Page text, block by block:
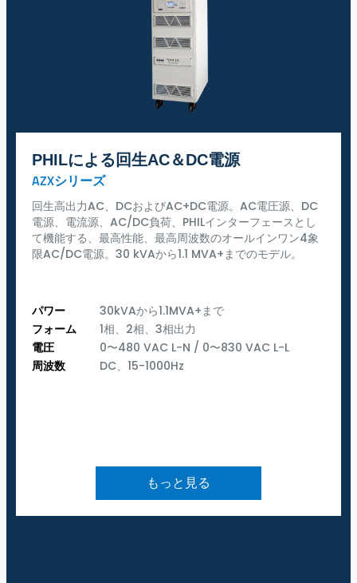
PHILによる回生AC＆DC電源
AZXシリーズ
回生高出力AC、DCおよびAC+DC電源。AC電圧源、DC
電源、電流源、AC/DC負荷、PHILインターフェースとし
て機能する、最高性能、最高周波数のオールインワン4象
限AC/DC電源。30 kVAから1.1 MVA+までのモデル。
パワー
30kVAから1.1MVA+まで
フォーム
1相、2相、3相出力
電圧
0〜480 VAC L-N / 0〜830 VAC L-L
周波数
DC、15-1000Hz
もっと見る